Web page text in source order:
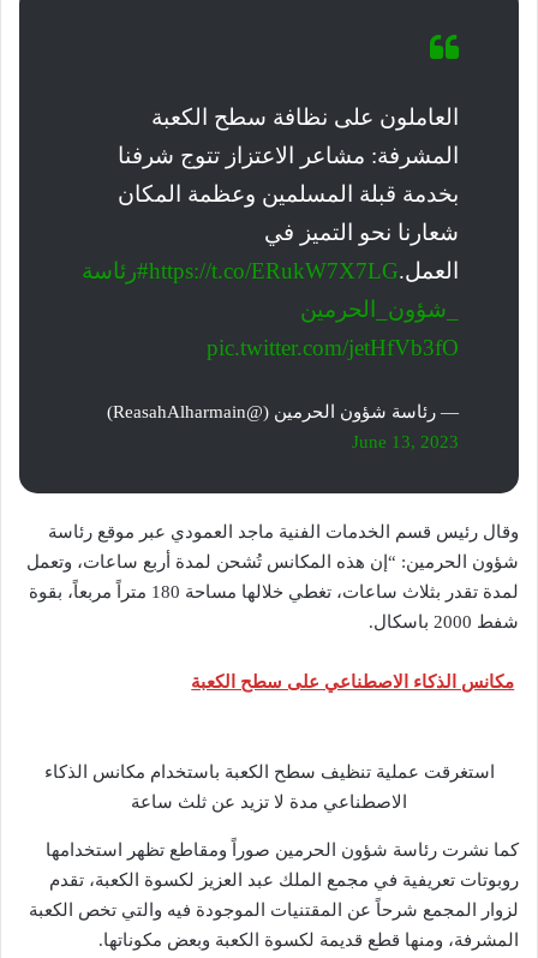
العاملون على نظافة سطح الكعبة
المشرفة: مشاعر الاعتزاز تتوج شرفنا
بخدمة قبلة المسلمين وعظمة المكان
شعارنا نحو التميز في
العمل.https://t.co/ERukW7X7LG#رئاسة
_شؤون_الحرمين
pic.twitter.com/jetHfVb3fO
— رئاسة شؤون الحرمين (@ReasahAlharmain)
June 13, 2023
وقال رئيس قسم الخدمات الفنية ماجد العمودي عبر موقع رئاسة
شؤون الحرمين: “إن هذه المكانس تُشحن لمدة أربع ساعات، وتعمل
لمدة تقدر بثلاث ساعات، تغطي خلالها مساحة 180 متراً مربعاً، بقوة
شفط 2000 باسكال.
مكانس الذكاء الاصطناعي على سطح الكعبة
استغرقت عملية تنظيف سطح الكعبة باستخدام مكانس الذكاء
الاصطناعي مدة لا تزيد عن ثلث ساعة
كما نشرت رئاسة شؤون الحرمين صوراً ومقاطع تظهر استخدامها
روبوتات تعريفية في مجمع الملك عبد العزيز لكسوة الكعبة، تقدم
لزوار المجمع شرحاً عن المقتنيات الموجودة فيه والتي تخص الكعبة
المشرفة، ومنها قطع قديمة لكسوة الكعبة وبعض مكوناتها.